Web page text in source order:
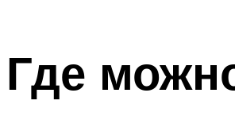
Где